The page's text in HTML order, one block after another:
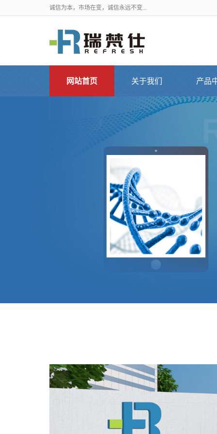
诚信为本，市场在变，诚信永远不变...
网站首页 关于我们 产品